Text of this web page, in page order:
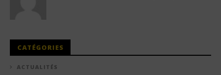
CATÉGORIES
ACTUALITÉS